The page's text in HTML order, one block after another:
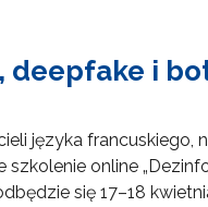
deepfake i
języka francuskiego,
online
się 17–18